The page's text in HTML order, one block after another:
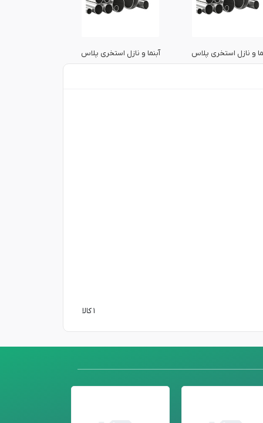
و نازل استخری پلاس آبنما و نازل استخری پلاس
۱ کالا